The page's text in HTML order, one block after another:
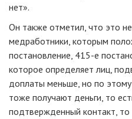
нет».
Он также отметил, что это
медработники, которым
постановление, 415-е
которое определяет лиц,
доплаты меньше, но по
тоже получают деньги, то
подтвержденный контакт,